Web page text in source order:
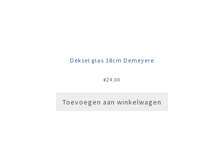
Deksel glas 18cm Demeyere
€24,00
Toevoegen aan winkelwagen